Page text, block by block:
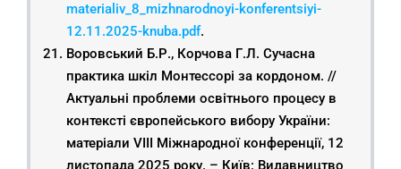
materialiv_8_mizhnarodnoyi-konferentsiyi-
12.11.2025-knuba.pdf.
Воровський Б.Р., Корчова Г.Л. Сучасна
практика шкіл Монтессорі за кордоном. //
Актуальні проблеми освітнього процесу в
контексті європейського вибору України:
матеріали VIІІ Міжнародної конференції, 12